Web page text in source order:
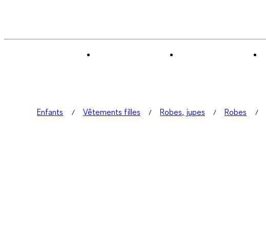
Enfants Vêtements filles Robes, jupes Robes